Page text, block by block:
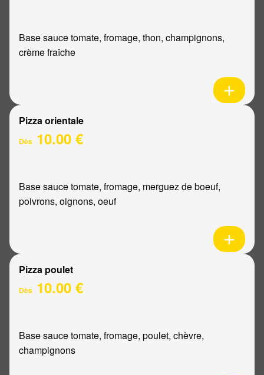
Base sauce tomate, fromage, thon, champignons,
crème fraîche
Pizza orientale
Dès 10.00 €
Base sauce tomate, fromage, merguez de boeuf,
poivrons, oignons, oeuf
Pizza poulet
Dès 10.00 €
Base sauce tomate, fromage, poulet, chèvre,
champignons